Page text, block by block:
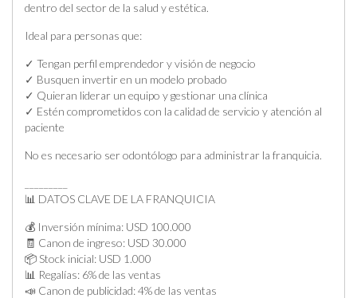
dentro del sector de la salud y estética.
Ideal para personas que:
✓ Tengan perfil emprendedor y visión de negocio
✓ Busquen invertir en un modelo probado
✓ Quieran liderar un equipo y gestionar una clínica
✓ Estén comprometidos con la calidad de servicio y atención al
paciente
No es necesario ser odontólogo para administrar la franquicia.
📊 DATOS CLAVE DE LA FRANQUICIA
💰 Inversión mínima: USD 100.000
🧾 Canon de ingreso: USD 30.000
📦 Stock inicial: USD 1.000
📊 Regalías: 6% de las ventas
📣 Canon de publicidad: 4% de las ventas